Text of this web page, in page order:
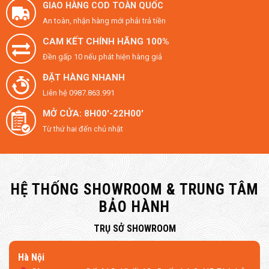
nhiều thời gian giã đông
GIAO HÀNG COD TOÀN QUỐC
An toàn, nhận hàng mới phải trả tiền
CAM KẾT CHÍNH HÃNG 100%
Đền gấp 10 nếu phát hiện hàng giả
ĐẶT HÀNG NHANH
Liên hệ 0987.863.991
MỞ CỬA: 8H00'-22H00'
Từ thứ hai đến chủ nhật
HỆ THỐNG SHOWROOM & TRUNG TÂM
BẢO HÀNH
​TRỤ SỞ SHOWROOM
Hà Nội